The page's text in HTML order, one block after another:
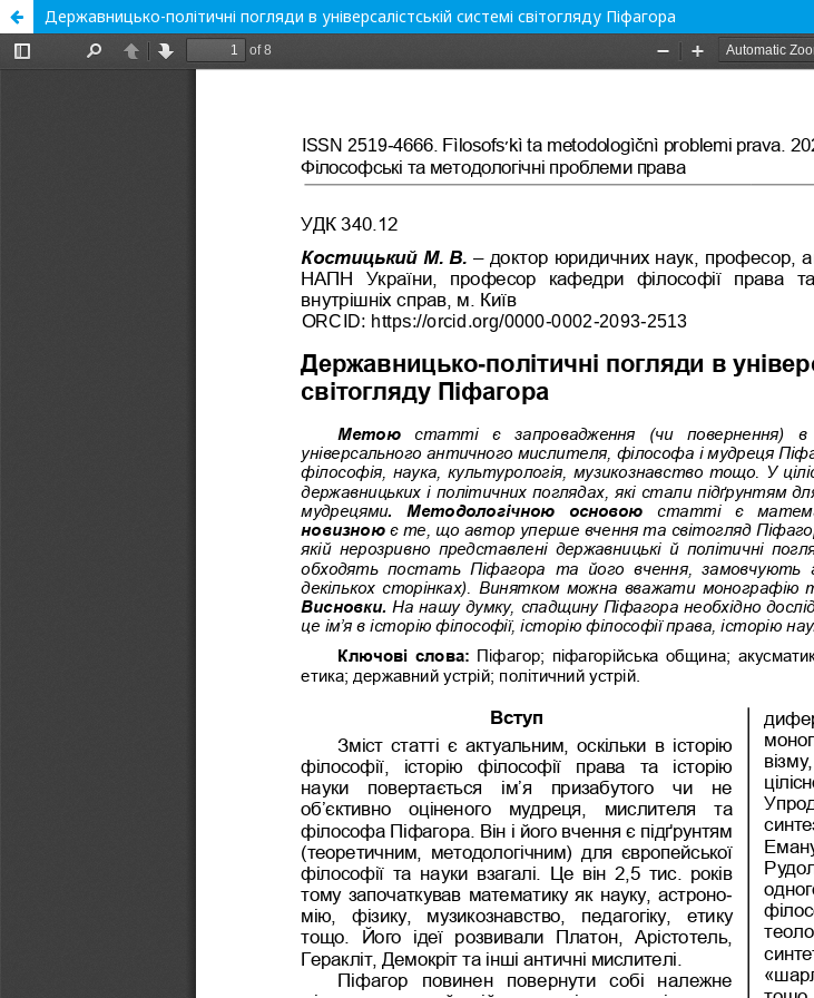
Державницько-політичні погляди в універсалістській системі світогляду Піфагора